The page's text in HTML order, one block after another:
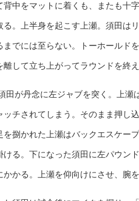
背中をマットに着くも、またも十
る。上半身を起こす上瀬。須田は
までには至らない。トーホールド
離して立ち上がってラウンドを終え
田が丹念に左ジャブを突く。上
ッチされてしまう。そのまま押し
を捌かれた上瀬はバックエスケー
ける。下になった須田に左パウン
かかる。上瀬を仰向けにさせ、腕